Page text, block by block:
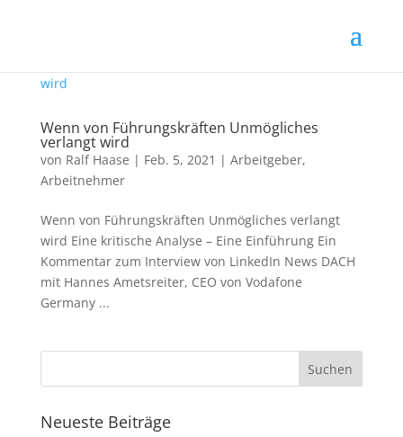
Wenn von Führungskräften Unmögliches
verlangt wird
von Ralf Haase | Feb. 5, 2021 | Arbeitgeber,
Arbeitnehmer
Wenn von Führungskräften Unmögliches verlangt
wird Eine kritische Analyse – Eine Einführung Ein
Kommentar zum Interview von LinkedIn News DACH
mit Hannes Ametsreiter, CEO von Vodafone
Germany ...
Neueste Beiträge